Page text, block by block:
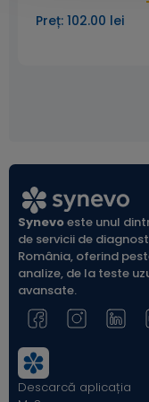
Preț: 102.00 lei
Synevoeste unul
de servicii de
România, oferind
analize, de la teste
avansate.
Descarcă aplicația